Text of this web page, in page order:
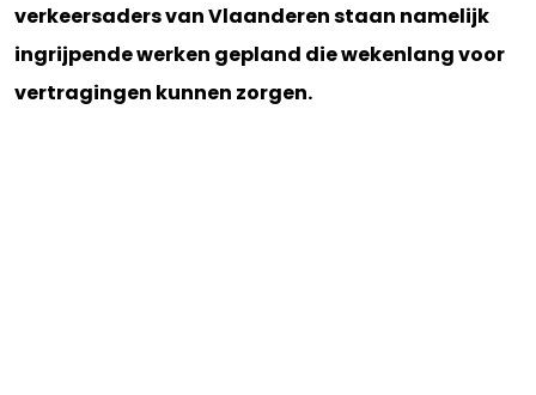
verkeersaders van Vlaanderen staan namelijk
ingrijpende werken gepland die wekenlang voor
vertragingen kunnen zorgen.